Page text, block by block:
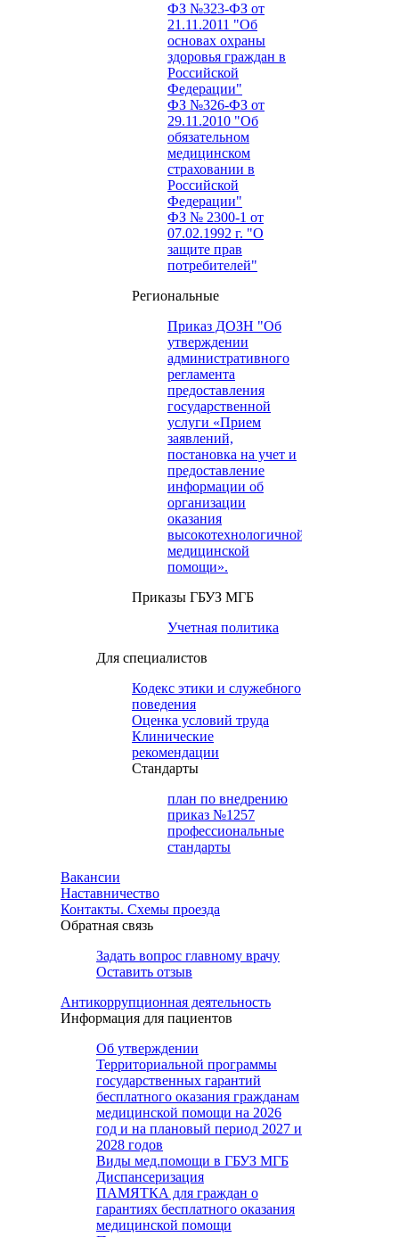
ФЗ №323-ФЗ от
21.11.2011 "Об
основах охраны
здоровья граждан в
Российской
Федерации"
ФЗ №326-ФЗ от
29.11.2010 "Об
обязательном
медицинском
страховании в
Российской
Федерации"
ФЗ № 2300-1 от
07.02.1992 г. "О
защите прав
потребителей"
Региональные
Приказ ДОЗН "Об
утверждении
административного
регламента
предоставления
государственной
услуги «Прием
заявлений,
постановка на учет и
предоставление
информации об
организации
оказания
высокотехнологичной
медицинской
помощи».
Приказы ГБУЗ МГБ
Учетная политика
Для специалистов
Кодекс этики и служебного
поведения
Оценка условий труда
Клинические
рекомендации
Cтандарты
план по внедрению
приказ №1257
профессиональные
стандарты
Вакансии
Наставничество
Контакты. Схемы проезда
Обратная связь
Задать вопрос главному врачу
Оставить отзыв
Антикоррупционная деятельность
Информация для пациентов
Об утверждении
Территориальной программы
государственных гарантий
бесплатного оказания гражданам
медицинской помощи на 2026
год и на плановый период 2027 и
2028 годов
Виды мед.помощи в ГБУЗ МГБ
Диспансеризация
ПАМЯТКА для граждан о
гарантиях бесплатного оказания
медицинской помощи